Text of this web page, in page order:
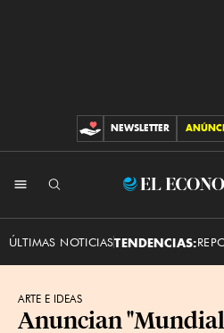
CONTRIBUCIONES
NEWSLETTER
El
ÚLTIMAS NOTICIASTENDENCIAS:
ARTE E IDEAS
Anuncian